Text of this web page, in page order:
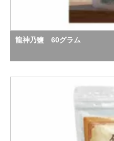
龍神乃鹽 60グラム